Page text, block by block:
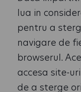
lua in
pentru a
navigare de
browserul.
accesa site-
de a sterge